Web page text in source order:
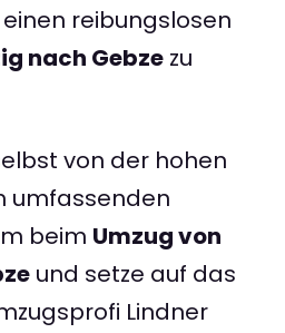
reibungslosen
nach Gebze zu
von der hohen
umfassenden
beim Umzug von
und setze auf das
Lindner